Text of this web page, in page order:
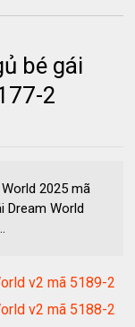
bé gái
2
2025 mã
Dream World
v2 mã 5189-2
v2 mã 5188-2